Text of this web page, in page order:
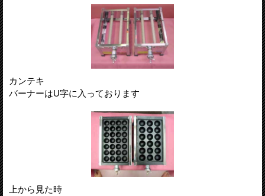
カンテキ
バーナーはU字に入っております
上から見た時